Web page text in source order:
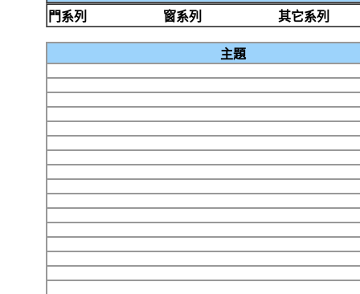
門系列
窗系列 其它系列
主題